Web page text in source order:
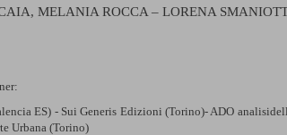
MELANIA ROCCA – LORENA
ES) - Sui Generis Edizioni (Torino)- ADO
Urbana (Torino)